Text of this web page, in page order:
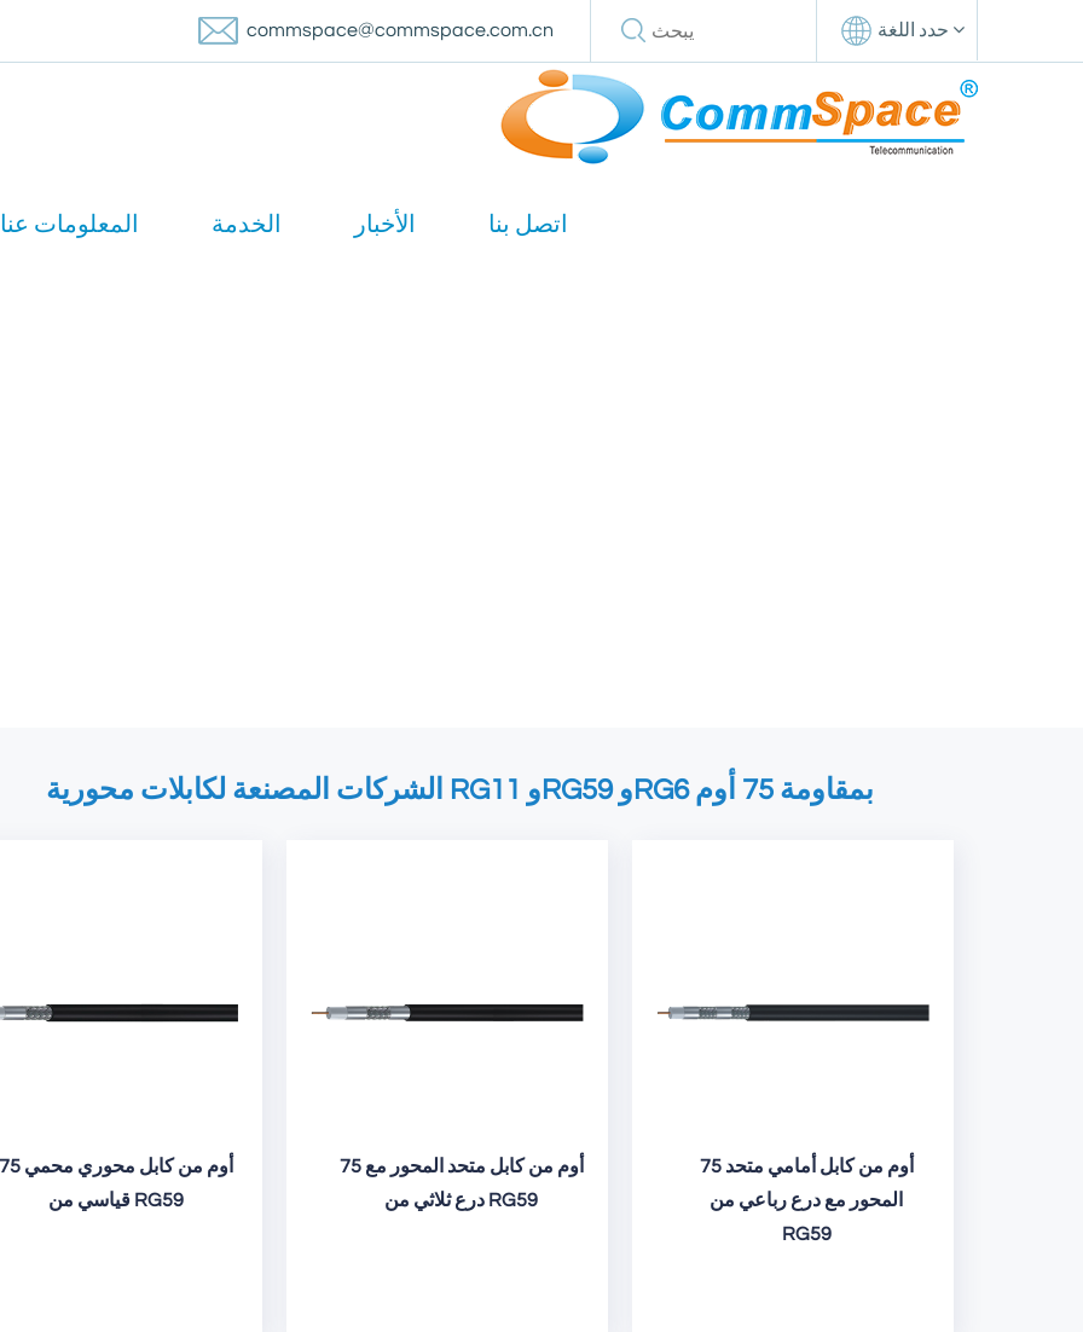
commspace@commspace.com.cn
المعلومات عنا الخدمة الأخبار اتصل بنا
الشركات المصنعة لكابلات محورية RG11 وRG59 وRG6 بمقاومة 75 أوم
75 أوم من كابل محوري
قياسي من RG59
75 أوم من كابل متحد المحور مع
درع ثلاثي من RG59
75 أوم من كابل أمامي متحد
المحور مع درع رباعي من
RG59